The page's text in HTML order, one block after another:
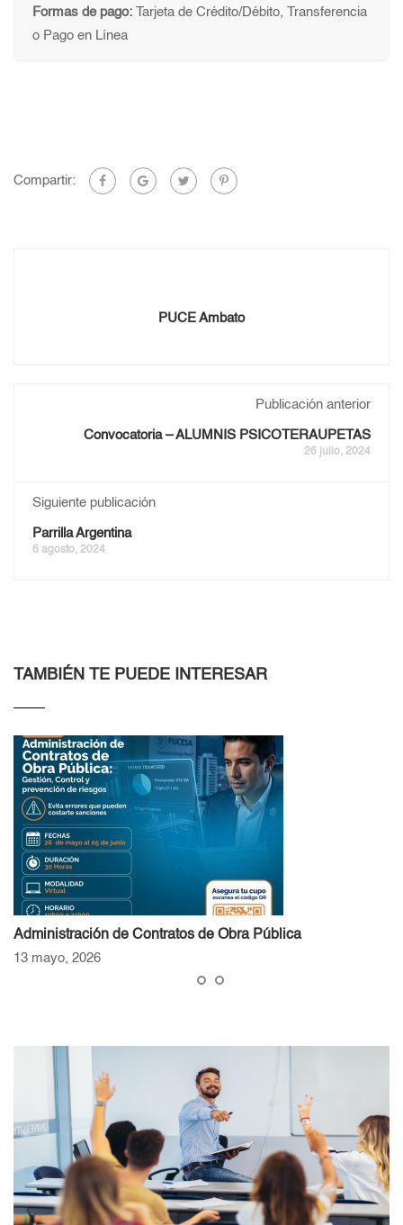
Formas de pago: Tarjeta de Crédito/Débito, Transferencia
o Pago en Línea
Compartir:
PUCE Ambato
Publicación anterior
Convocatoria – ALUMNIS PSICOTERAUPETAS
26 julio, 2024
Siguiente publicación
Parrilla Argentina
6 agosto, 2024
TAMBIÉN TE PUEDE INTERESAR
Administración de Contratos de Obra Pública
13 mayo, 2026